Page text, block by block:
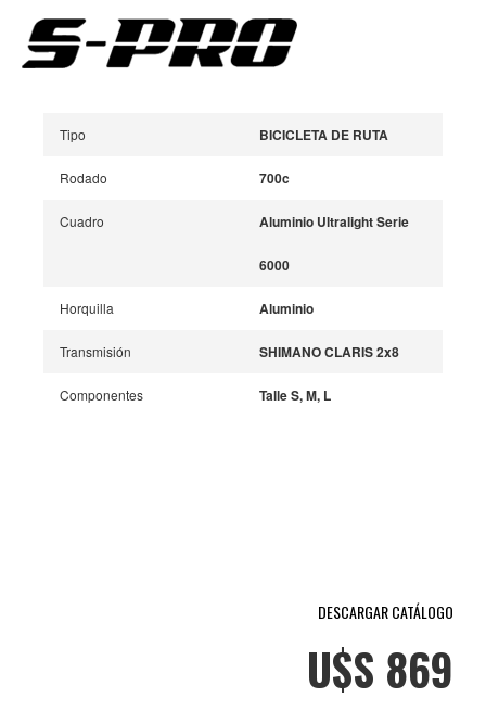
Tipo BICICLETA DE RUTA
Rodado 700c
Cuadro Aluminio Ultralight Serie
6000
Horquilla Aluminio
Transmisión SHIMANO CLARIS 2x8
Componentes Talle S, M, L
DESCARGAR CATÁLOGO
U$S 869